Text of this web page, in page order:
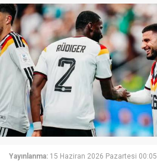
Yayınlanma: 15 Haziran 2026 Pazartesi 00:05